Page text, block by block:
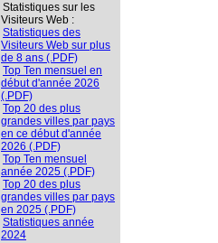
Statistiques sur les
Visiteurs Web :
Statistiques des
Visiteurs Web sur plus
de 8 ans (.PDF)
Top Ten mensuel en
début d'année 2026
(.PDF)
Top 20 des plus
grandes villes par pays
en ce début d'année
2026 (.PDF)
Top Ten mensuel
année 2025 (.PDF)
Top 20 des plus
grandes villes par pays
en 2025 (.PDF)
Statistiques année
2024